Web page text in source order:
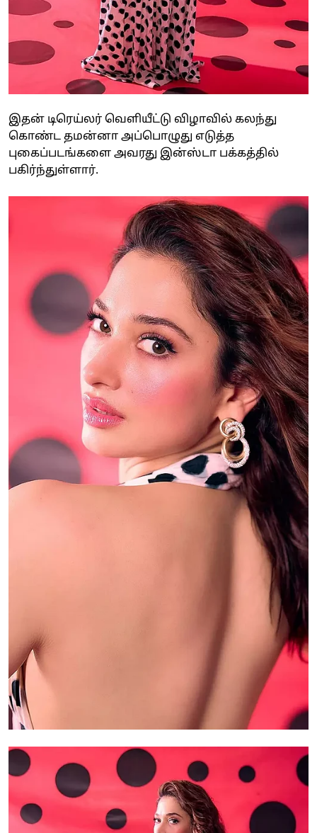
இதன் டிரெய்லர் வெளியீட்டு விழாவில் கலந்து
கொண்ட தமன்னா அப்பொழுது எடுத்த
புகைப்படங்களை அவரது இன்ஸ்டா பக்கத்தில்
பகிர்ந்துள்ளார்.